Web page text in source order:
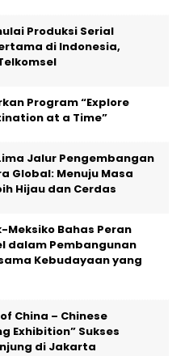
Produksi Serial
di Indonesia,
Program “Explore
at a Time”
Jalur Pengembangan
Global: Menuju Masa
Hijau dan Cerdas
Meksiko Bahas Peran
dalam Pembangunan
Kebudayaan yang
China – Chinese
Exhibition” Sukses
di Jakarta